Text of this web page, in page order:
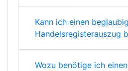
Kann ich einen
Handelsregisterauszug
Wozu benötige ich